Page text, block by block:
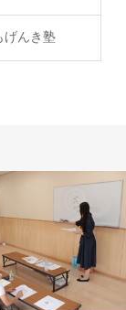
げんき塾